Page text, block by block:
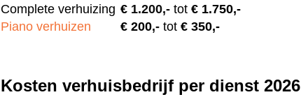
Complete verhuizing € 1.200,- tot€ 1.750,-
Piano verhuizen
€ 200,- tot€ 350,-
Kosten verhuisbedrijf per dienst 2026